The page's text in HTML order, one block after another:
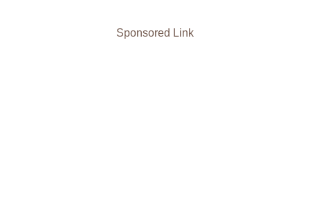
Sponsored Link